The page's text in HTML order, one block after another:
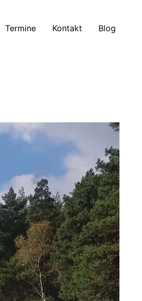
Termine Kontakt Blog